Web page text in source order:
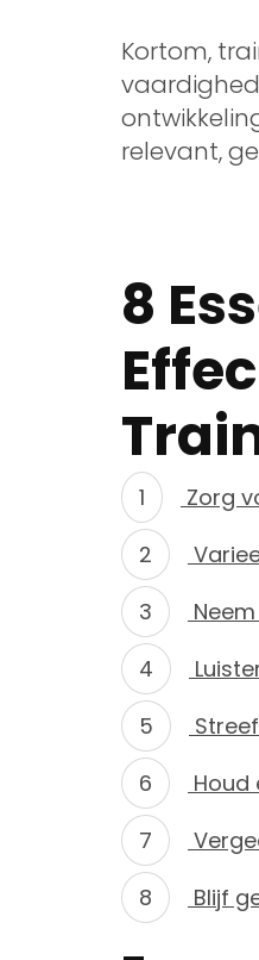
Kortom,
relevant,
8
Zorg
Houd
Blijf